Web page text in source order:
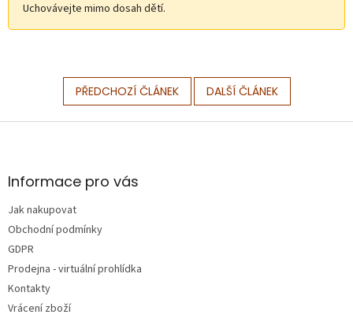
Uchovávejte mimo dosah dětí.
PŘEDCHOZÍ ČLÁNEK DALŠÍ ČLÁNEK
Z
aInformace pro vás
Jak nakupovat
Obchodní podmínky
GDPR
Prodejna - virtuální prohlídka
Kontakty
Vrácení zboží